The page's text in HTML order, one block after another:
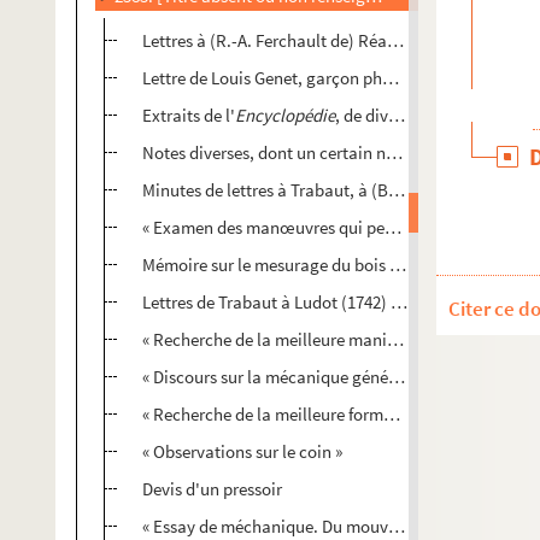
Lettres à (R.-A. Ferchault de) Réaumur, au sujet
Lettre de Louis Genet, garçon pharmacien, à M.
Extraits de l'Encyclopédie, de divers mémoires de
Notes diverses, dont un certain nombre couvrent les
Minutes de lettres à Trabaut, à (Bernard ou Joseph) de
« Examen des manœuvres qui peuvent être
Mémoire sur le mesurage du bois à brûler
Lettres de Trabaut à Ludot (1742) ; autographes
« Recherche de la meilleure manière de mesurer sur
« Discours sur la mécanique générale, son objet, ses
« Recherche de la meilleure forme de la vis et de
« Observations sur le coin »
Devis d'un pressoir
« Essay de méchanique. Du mouvement et du choc des
Citer ce